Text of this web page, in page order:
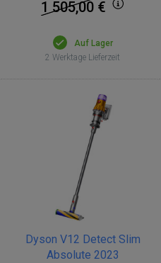
1 505,00 €
Auf Lager
2 Werktage Lieferzeit
Dyson V12 Detect Slim
Absolute 2023